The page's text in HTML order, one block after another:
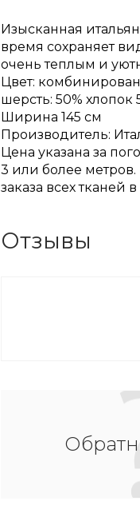
Изысканная
время сохраняет
очень теплым и
Цвет:
шерсть: 50% хлопок
Ширина 145 см
Производитель:
Цена указана за
3 или более
заказа всех тканей
Отзывы